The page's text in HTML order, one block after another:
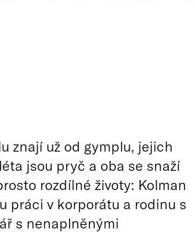
znají už od gymplu, jejich
jsou pryč a oba se snaží
rozdílné životy: Kolman
práci v korporátu a rodinu s
s nenaplněnými